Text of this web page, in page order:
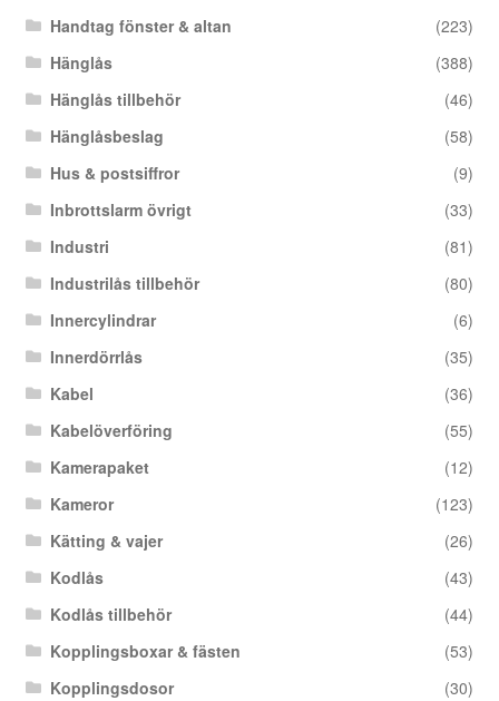
Handtag fönster & altan
(223)
Hänglås
(388)
Hänglås tillbehör
(46)
Hänglåsbeslag
(58)
Hus & postsiffror
(9)
Inbrottslarm övrigt
(33)
Industri
(81)
Industrilås tillbehör
(80)
Innercylindrar
(6)
Innerdörrlås
(35)
Kabel
(36)
Kabelöverföring
(55)
Kamerapaket
(12)
Kameror
(123)
Kätting & vajer
(26)
Kodlås
(43)
Kodlås tillbehör
(44)
Kopplingsboxar & fästen
(53)
Kopplingsdosor
(30)